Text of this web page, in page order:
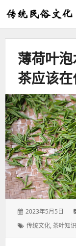
弘
扬
化
薄荷叶
茶应该在
发
于：
2023年5月5日
标
传统文化,茶叶知识